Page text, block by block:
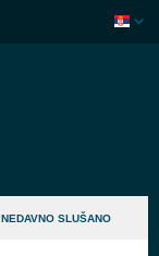
NEDAVNO SLUŠANO